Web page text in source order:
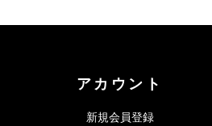
アカウント
新規会員登録